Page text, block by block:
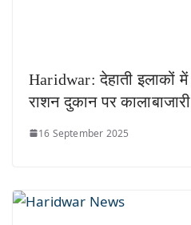
Haridwar: देहाती इलाकों
राशन दुकान पर कालाबाजारी
16 September 2025